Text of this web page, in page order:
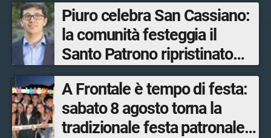
manifestazione più sentita
Piuro celebra San Cassiano:
la comunità festeggia il
Santo Patrono ripristinato
dopo quattro secoli
A Frontale è tempo di festa:
sabato 8 agosto torna la
tradizionale festa patronale